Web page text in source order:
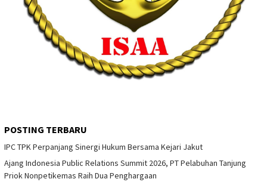
POSTING TERBARU
IPC TPK Perpanjang Sinergi Hukum Bersama Kejari Jakut
Ajang Indonesia Public Relations Summit 2026, PT Pelabuhan Tanjung
Priok Nonpetikemas Raih Dua Penghargaan